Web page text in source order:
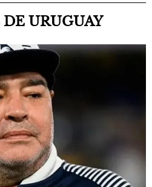
URUGUAY